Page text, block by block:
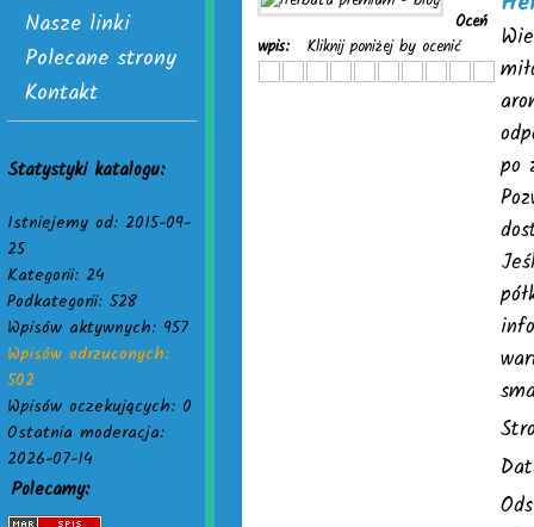
Nasze linki
Polecane strony
Kontakt
Statystyki katalogu:
Istniejemy od: 2015-09-
25
Kategorii: 24
Podkategorii: 528
Wpisów aktywnych: 957
Wpisów odrzuconych:
502
Wpisów oczekujących: 0
Ostatnia moderacja:
2026-07-14
Polecamy:
Oceń
wpis:
Kliknij poniżej by ocenić
po